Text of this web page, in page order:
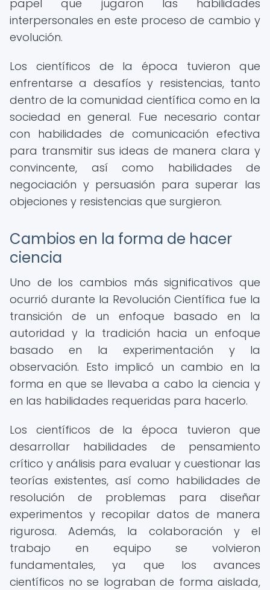
papel que jugaron las habilidades
interpersonales en este proceso de cambio y
evolución.
Los científicos de la época tuvieron que
enfrentarse a desafíos y resistencias, tanto
dentro de la comunidad científica como en la
sociedad en general. Fue necesario contar
con habilidades de comunicación efectiva
para transmitir sus ideas de manera clara y
convincente, así como habilidades de
negociación y persuasión para superar las
objeciones y resistencias que surgieron.
Cambios en la forma de hacer
ciencia
Uno de los cambios más significativos que
ocurrió durante la Revolución Científica fue la
transición de un enfoque basado en la
autoridad y la tradición hacia un enfoque
basado en la experimentación y la
observación. Esto implicó un cambio en la
forma en que se llevaba a cabo la ciencia y
en las habilidades requeridas para hacerlo.
Los científicos de la época tuvieron que
desarrollar habilidades de pensamiento
crítico y análisis para evaluar y cuestionar las
teorías existentes, así como habilidades de
resolución de problemas para diseñar
experimentos y recopilar datos de manera
rigurosa. Además, la colaboración y el
trabajo en equipo se volvieron
fundamentales, ya que los avances
científicos no se lograban de forma aislada,